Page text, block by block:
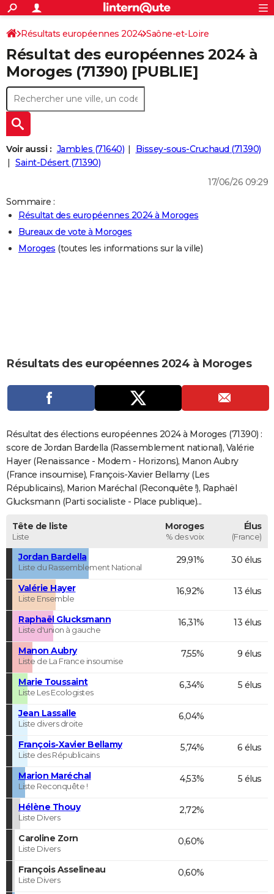
ACTUALITÉS
Politique
Société
Faits Divers
Education
Monde
Villes
+
SPORT
Coupe du monde 2026
Football
Tennis
Cyclisme
Rugby
Forum
Programme TV
TNT
Streaming
Cinéma
Sorties cinéma
Musique
+
FINANCE
Retraite
Impôts
Epargne
Immobilier
Risques naturels par ville
Banque
Assurance
Crédit
AUTO
Essais
Réserver un essai
Citadines
Berlines
SUV
Forum auto
+
HIGH-TECH
Mobiles
Meilleur smartphone
Internet
Ordinateurs
Jeux vidéo
Guide high-tech
BRICOLAGE
Guides de France
Escapades
Patrimoine
Expositions
Musées
Week-end nature
LIFESTYLE
Art de vivre
Bien-être
Loisirs
Mode
Modes de vie
CARTE DE VOEUX
Carte de Noël
Carte Bonne année
Carte Saint-Valentin
Carte Pâques
Carte d'anniversaire
DICTIONNAIRE
Dictionnaire
Biographies
Citations
Expressions
Proverbes
PROGRAMME TV
COPAINS D'AVANT
S'inscrire
Se connecter
Lycées
Collèges
Primaires
Universités
Entreprises
Service militaire
Avis de recherche
AVIS DE DÉCÈS
FORUM
Rechercher
S'inscrire
Connexion
Résultats européennes 2024 Saône-et-Loire
Résultat des européennes 2024 à
Moroges (71390) [PUBLIE]
Voir aussi : Jambles (71640)
Bissey-sous-Cruchaud (71390)
Saint-Désert (71390)
17/06/26 09:29
Sommaire :
Résultat des européennes 2024 à Moroges
Bureaux de vote à Moroges
Moroges (toutes les informations sur la ville)
Résultats des européennes 2024 à Moroges
Résultat des élections européennes 2024 à Moroges (71390) :
score de Jordan Bardella (Rassemblement national), Valérie
Hayer (Renaissance - Modem - Horizons), Manon Aubry
(France insoumise), François-Xavier Bellamy (Les
Républicains), Marion Maréchal (Reconquête !), Raphaël
Glucksmann (Parti socialiste - Place publique)...
Tête de liste
Liste
Moroges
% des voix
Élus
(France)
Jordan Bardella
Liste du Rassemblement National
29,91% 30 élus
Valérie Hayer
Liste Ensemble
16,92% 13 élus
Raphaël Glucksmann
Liste d'union à gauche
16,31% 13 élus
Manon Aubry
Liste de La France insoumise
7,55% 9 élus
Marie Toussaint
Liste Les Ecologistes
6,34% 5 élus
Jean Lassalle
Liste divers droite
6,04%
François-Xavier Bellamy
Liste des Républicains
5,74% 6 élus
Marion Maréchal
Liste Reconquête !
4,53% 5 élus
Hélène Thouy
Liste Divers
2,72%
Caroline Zorn
Liste Divers
0,60%
François Asselineau
Liste Divers
0,60%